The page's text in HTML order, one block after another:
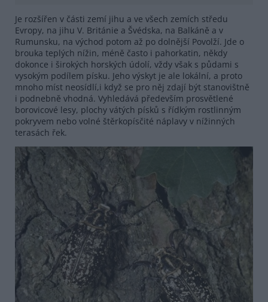
Je rozšířen v části zemí jihu a ve všech zemích středu
Evropy, na jihu V. Británie a Švédska, na Balkáně a v
Rumunsku, na východ potom až po dolnější Povolží. Jde o
brouka teplých nížin, méně často i pahorkatin, někdy
dokonce i širokých horských údolí, vždy však s půdami s
vysokým podílem písku. Jeho výskyt je ale lokální, a proto
mnoho míst neosídlí,i když se pro něj zdají být stanovištně
i podnebně vhodná. Vyhledává především prosvětlené
borovicové lesy, plochy vátých písků s řídkým rostlinným
pokryvem nebo volné štěrkopísčité náplavy v nížinných
terasách řek.